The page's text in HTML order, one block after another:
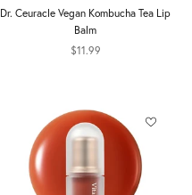
Dr. Ceuracle Vegan Kombucha Tea Lip
Balm
促銷價
$11.99